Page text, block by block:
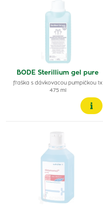
BODE Sterillium gel pure
fľaška s dávkovacou pumpičkou 1x
475 ml